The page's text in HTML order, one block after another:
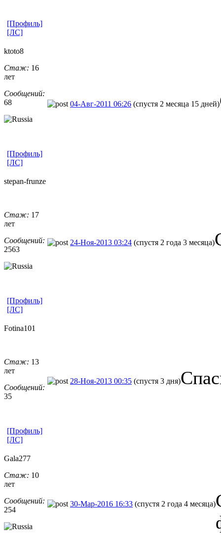
[Профиль]
[ЛС]
ktoto8
Стаж: 16
лет
Сообщений:
68
04-Авг-2011 06:26 (спустя 2 месяца 15 дней)
[Профиль]
[ЛС]
stepan-frunz​e
Стаж: 17
лет
Сообщений:
2563
24-Ноя-2013 03:24 (спустя 2 года 3 месяца)
[Профиль]
[ЛС]
Fotina101
Стаж: 13
лет
Сообщений:
35
28-Ноя-2013 00:35 (спустя 3 дня)
[Профиль]
[ЛС]
Gala277
Стаж: 10
лет
Сообщений:
254
30-Мар-2016 16:33 (спустя 2 года 4 месяца)